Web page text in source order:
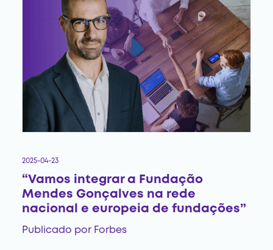
2025-04-23
“Vamos integrar a Fundação
Mendes Gonçalves na rede
nacional e europeia de fundações”
Publicado por Forbes